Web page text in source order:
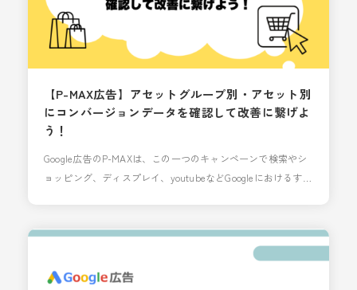
【P-MAX広告】アセットグループ別・アセット別
にコンバージョンデータを確認して改善に繋げよ
う！
Google広告のP-MAXは、この一つのキャンペーンで検索やシ
ョッピング、ディスプレイ、youtubeなどGoogleにおけるすべ
その反面、配信プロセスがブラックボックス化になりやすい
というのが難点で、改善がやりづらいという特徴もありま
す。ただ、徐々に確認できる項目も増えてきており